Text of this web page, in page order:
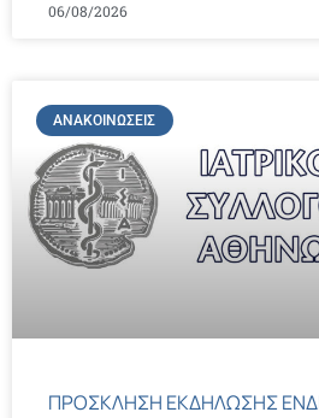
06/08/2026
ΑΝΑΚΟΙΝΏΣΕΙΣ
ΠΡΟΣΚΛΗΣΗ ΕΚΔΗΛΩΣΗΣ